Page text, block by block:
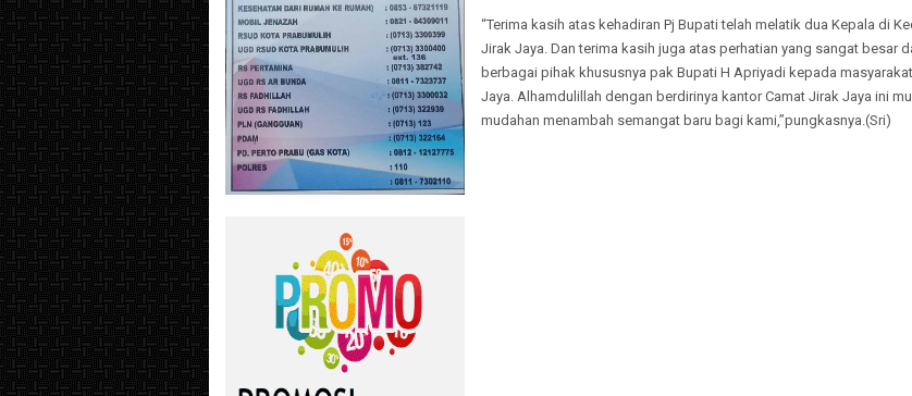
“Terima kasih atas kehadiran Pj Bupati telah melatik dua Kepala di
Jirak Jaya. Dan terima kasih juga atas perhatian yang sangat besar
berbagai pihak khususnya pak Bupati H Apriyadi kepada
Jaya. Alhamdulillah dengan berdirinya kantor Camat Jirak Jaya ini
mudahan menambah semangat baru bagi kami,”pungkasnya.(Sri)